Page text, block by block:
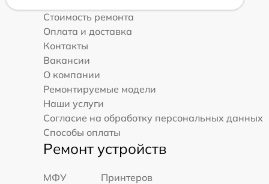
Стоимость ремонта
Оплата и доставка
Контакты
Вакансии
О компании
Ремонтируемые модели
Наши услуги
Согласие на обработку персональных данных
Способы оплаты
Ремонт устройств
МФУ
Принтеров